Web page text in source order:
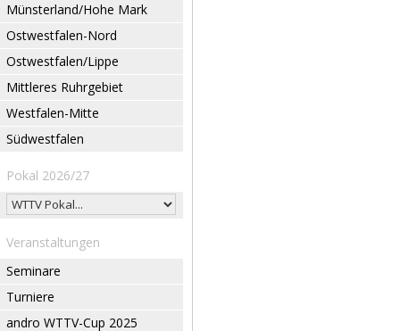
Münsterland/Hohe Mark
Ostwestfalen-Nord
Ostwestfalen/Lippe
Mittleres Ruhrgebiet
Westfalen-Mitte
Südwestfalen
Pokal 2026/27
Veranstaltungen
Seminare
Turniere
andro WTTV-Cup 2025